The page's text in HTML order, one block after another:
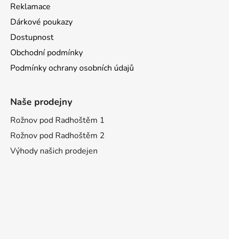
Reklamace
Dárkové poukazy
Dostupnost
Obchodní podmínky
Podmínky ochrany osobních údajů
Naše prodejny
Rožnov pod Radhoštěm 1
Rožnov pod Radhoštěm 2
Výhody našich prodejen